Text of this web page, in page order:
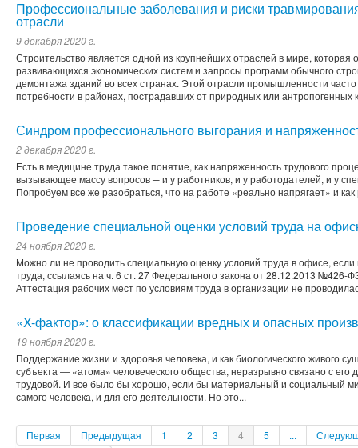
Профессиональные заболевания и риски
отрасли
9 декабря 2020 г.
Строительство является одной из крупнейших отраслей в мире, которая
развивающихся экономических систем и запросы программ обычного
демонтажа зданий во всех странах. Этой отрасли промышленности
потребности в районах, пострадавших от природных или
Синдром профессионального выгорания и
2 декабря 2020 г.
Есть в медицине труда такое понятие, как напряженность трудового
вызывающее массу вопросов ─ и у работников, и у работодателей, и у
Попробуем все же разобраться, что на работе «реально напрягает» и
Проведение специальной оценки условий труда на
24 ноября 2020 г.
Можно ли не проводить специальную оценку условий труда в офисе,
труда, ссылаясь на ч. 6 ст. 27 Федерального закона от 28.12.2013 №426-
Аттестация рабочих мест по условиям труда в организации не
«X-фактор»: о классификации вредных и опасных
19 ноября 2020 г.
Поддержание жизни и здоровья человека, и как биологического живого
субъекта ― «атома» человеческого общества, неразрывно связано с его
трудовой. И все было бы хорошо, если бы материальный и социальный
самого человека, и для его деятельности. Но это...
Первая Предыдущая 1 2 3 4 5 ...